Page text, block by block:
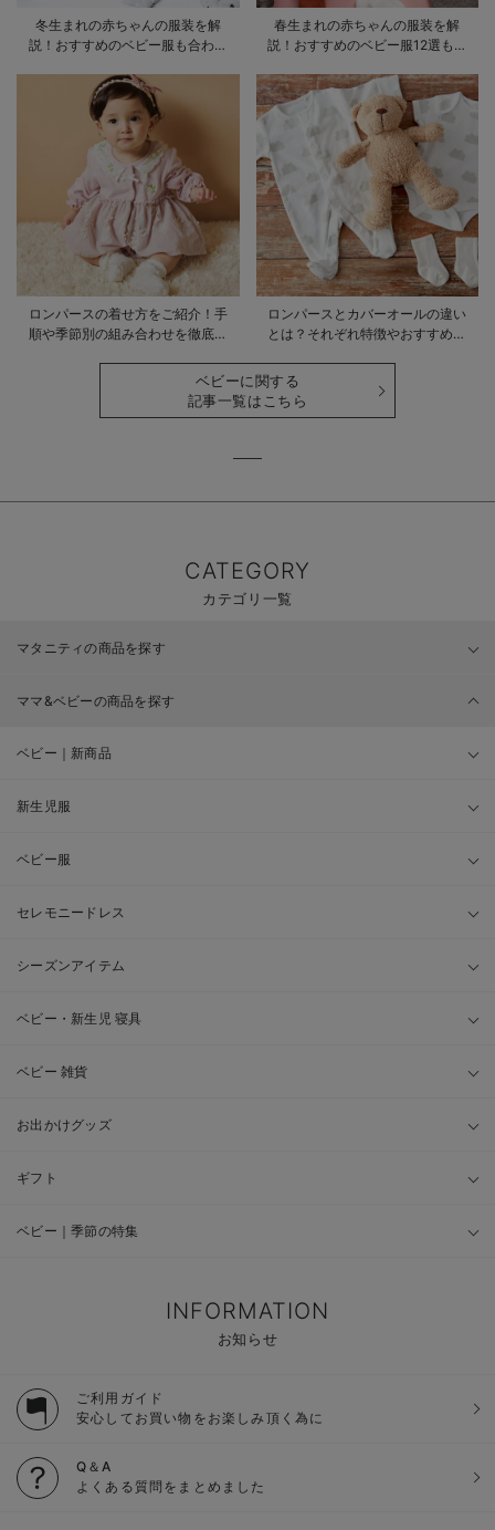
冬生まれの赤ちゃんの服装を解
説！おすすめのベビー服も合わせ
春生まれの赤ちゃんの服装を解
説！おすすめのベビー服12選も合
ロンパースの着せ方をご紹介！手
順や季節別の組み合わせを徹底解
ロンパースとカバーオールの違い
とは？それぞれ特徴やおすすめ商
ベビーに関する
記事一覧はこちら
CATEGORY
カテゴリ一覧
マタニティの商品を探す
ママ&ベビーの商品を探す
ベビー｜新商品
新生児服
ベビー服
セレモニードレス
シーズンアイテム
ベビー・新生児 寝具
ベビー 雑貨
お出かけグッズ
ギフト
ベビー｜季節の特集
INFORMATION
お知らせ
ご利用ガイド
安心してお買い物をお楽しみ頂く為に
Q＆A
よくある質問をまとめました